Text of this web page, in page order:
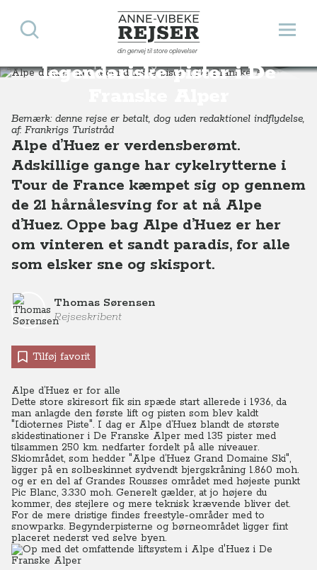
Anne-Vibeke Rejser
din genvej til store oplevelser
Åbn
Søg
Alpe d'Huez med
legendariske pister i De
Destinationer Europa Frankrig Alpe d'Huez med legendariske pister i De Franske Alper
Bemærk: denne rejse er betalt, dog uden redaktionel indflydelse,
af: Frankrigs Turistråd
Alpe d’Huez er verdensberømt.
Adskillige gange har cykelrytterne i
Tour de France kæmpet sig op gennem
de 21 hårnålesving for at nå Alpe
d’Huez. Oppe bag Alpe d’Huez er her
om vinteren et sandt paradis, for alle
som elsker sne og skisport.
Thomas Sørensen
Rejseskribent
Tilføj favorit
Alpe d’Huez er for alle
Dette store skiresort fik sin spæde start allerede i 1936, da
man anlagde den første lift og pisten som blev kaldt
"Idioternes Piste". I dag er Alpe d’Huez blandt de største
skidestinationer i De Franske Alper med 135 pister med
tilsammen 250 km. nedfarter fordelt på alle niveauer.
Skiområdet, som hedder "Alpe d’Huez Grand Domaine Ski",
ligger på en solbeskinnet sydvendt bjergskråning 1.860 moh.
og er en del af Grandes Rousses området med højeste punkt
Pic Blanc, 3.330 moh. Generelt gælder, at jo højere du
kommer, des stejlere og mere teknisk krævende bliver det.
For de mere dristige findes freestyle-områder med to
snowparks. Begynderpisterne og børneområdet ligger fint
placeret nederst ved selve byen.